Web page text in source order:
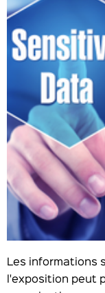
Les informations
l'exposition peut